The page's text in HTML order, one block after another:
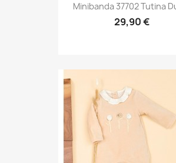
Minibanda 37702 Tutina
29,90 €